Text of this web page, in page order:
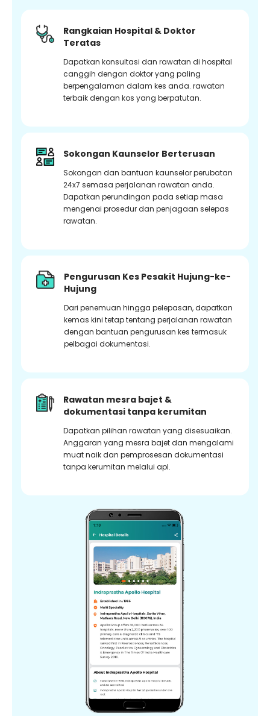
Rangkaian Hospital & Doktor
Teratas
Dapatkan konsultasi dan rawatan di hospital
canggih dengan doktor yang paling
berpengalaman dalam kes anda. rawatan
terbaik dengan kos yang berpatutan.
Sokongan Kaunselor Berterusan
Sokongan dan bantuan kaunselor perubatan
24x7 semasa perjalanan rawatan anda.
Dapatkan perundingan pada setiap masa
mengenai prosedur dan penjagaan selepas
rawatan.
Pengurusan Kes Pesakit Hujung-ke-
Hujung
Dari penemuan hingga pelepasan, dapatkan
kemas kini tetap tentang perjalanan rawatan
dengan bantuan pengurusan kes termasuk
pelbagai dokumentasi.
Rawatan mesra bajet &
dokumentasi tanpa kerumitan
Dapatkan pilihan rawatan yang disesuaikan.
Anggaran yang mesra bajet dan mengalami
muat naik dan pemprosesan dokumentasi
tanpa kerumitan melalui apl.